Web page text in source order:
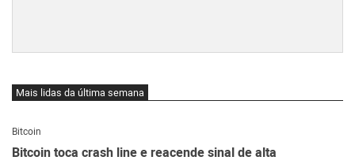
Mais lidas da última semana
Bitcoin
Bitcoin toca crash line e reacende sinal de alta